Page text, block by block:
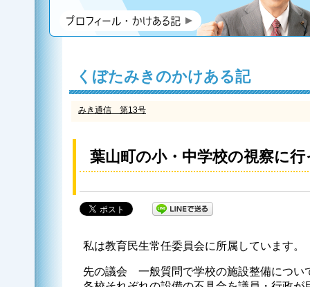
くぼたみきのかけある記
みき通信 第13号
葉山町の小・中学校の視察に
私は教育民生常任委員会に所属しています。
先の議会 一般質問で学校の施設整備につ